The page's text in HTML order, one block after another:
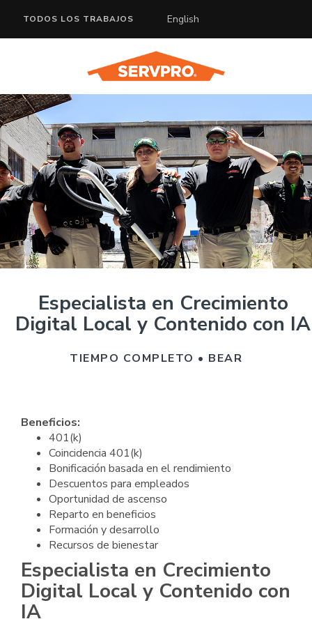
TODOS LOS TRABAJOS English
Especialista en Crecimiento
Digital Local y Contenido con IA
TIEMPO COMPLETO • BEAR
Beneficios:
401(k)
Coincidencia 401(k)
Bonificación basada en el rendimiento
Descuentos para empleados
Oportunidad de ascenso
Reparto en beneficios
Formación y desarrollo
Recursos de bienestar
Especialista en Crecimiento
Digital Local y Contenido con
IA